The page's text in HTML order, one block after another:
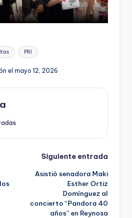
PRI
el mayo 12, 2026
Siguiente entrada
Asistió senadora Maki
Esther Ortiz
Domínguez al
concierto “Pandora 40
años” en Reynosa